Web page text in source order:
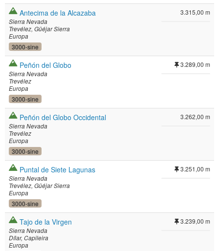
Antecima de la Alcazaba
Sierra Nevada
Trevélez Güéjar Sierra
Europa
3000-sine
3.315,00 m
Peñón del Globo
Sierra Nevada
Trevélez
Europa
3000-sine
3.289,00 m
Peñón del Globo Occidental
Sierra Nevada
Trevélez
Europa
3000-sine
3.262,00 m
Puntal de Siete Lagunas
Sierra Nevada
Trevélez Güéjar Sierra
Europa
3000-sine
3.251,00 m
Tajo de la Virgen
Sierra Nevada
Dílar Capileira
Europa
3.239,00 m